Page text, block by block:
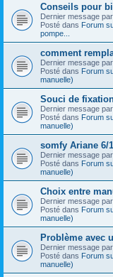
Conseils pour
Dernier message par
Posté dans Forum
pompe...
comment
Dernier message par
Posté dans Forum
manuelle)
Souci de
Dernier message par
Posté dans Forum
manuelle)
somfy Ariane 6/
Dernier message par
Posté dans Forum
manuelle)
Choix entre
Dernier message par
Posté dans Forum
manuelle)
Problème avec
Dernier message par
Posté dans Forum
manuelle)